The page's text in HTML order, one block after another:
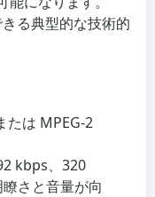
る典型的な技術的
たは MPEG-2
kbps、320
さと音量が向